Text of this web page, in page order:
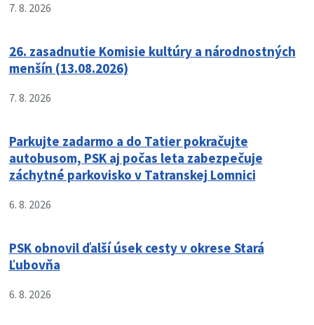
7. 8. 2026
26. zasadnutie Komisie kultúry a národnostných
menšín (13.08.2026)
7. 8. 2026
Parkujte zadarmo a do Tatier pokračujte
autobusom, PSK aj počas leta zabezpečuje
záchytné parkovisko v Tatranskej Lomnici
6. 8. 2026
PSK obnovil ďalší úsek cesty v okrese Stará
Ľubovňa
6. 8. 2026